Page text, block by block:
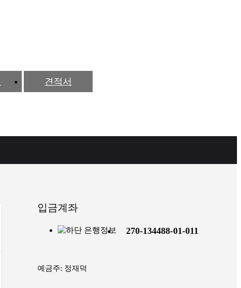
견적서
입금계좌
270-134488-01-011
예금주: 정재덕